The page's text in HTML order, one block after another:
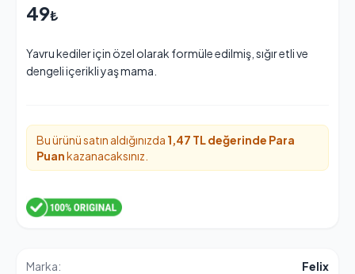
49₺
Yavru kediler için özel olarak formüle edilmiş, sığır etli ve
dengeli içerikli yaş mama.
Bu ürünü satın aldığınızda 1,47 TL değerinde Para
Puankazanacaksınız.
Marka:
Felix